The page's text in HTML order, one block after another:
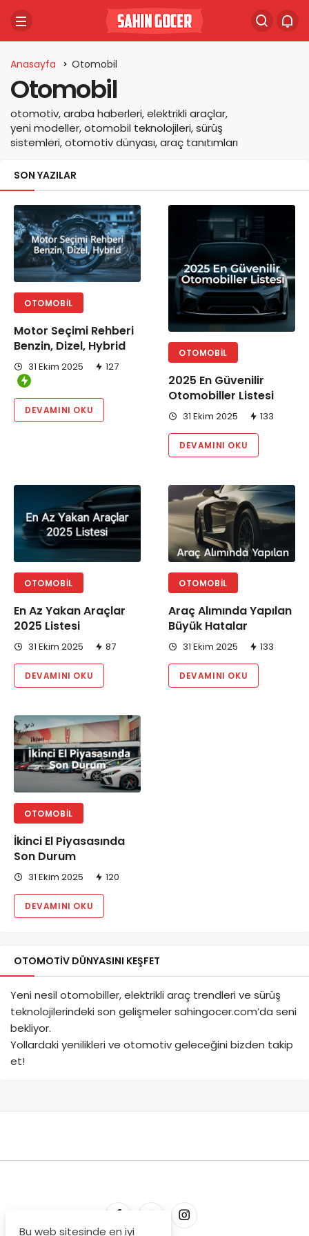
Anasayfa Otomobil
Otomobil
otomotiv, araba haberleri, elektrikli araçlar,
yeni modeller, otomobil teknolojileri, sürüş
sistemleri, otomotiv dünyası, araç tanıtımları
SON YAZILAR
OTOMOBIL
Motor Seçimi Rehberi
Benzin, Dizel, Hybrid
31 Ekim 2025 127
DEVAMINI OKU
OTOMOBIL
2025 En Güvenilir
Otomobiller Listesi
31 Ekim 2025 133
DEVAMINI OKU
OTOMOBIL
En Az Yakan Araçlar
2025 Listesi
31 Ekim 2025 87
DEVAMINI OKU
OTOMOBIL
Araç Alımında Yapılan
Büyük Hatalar
31 Ekim 2025 133
DEVAMINI OKU
OTOMOBIL
İkinci El Piyasasında
Son Durum
31 Ekim 2025 120
DEVAMINI OKU
OTOMOTIV DÜNYASINI KEŞFET
Yeni nesil otomobiller, elektrikli araç trendleri ve sürüş
teknolojilerindeki son gelişmeler sahingocer.com’da seni
bekliyor.
Yollardaki yenilikleri ve otomotiv geleceğini bizden takip
et!
Bu web sitesinde en iyi